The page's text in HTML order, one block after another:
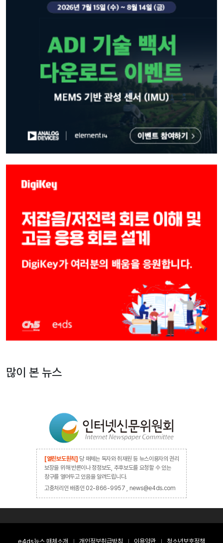
많이 본 뉴스
[열린보도원칙] 당 매체는 독자와 취재원 등 뉴스이용자의 권리
보장을 위해 반론이나 정정보도, 추후보도를 요청할 수 있는
창구를 열어두고 있음을 알려드립니다.
고충처리인 배종인 02-866-9957 , news@e4ds.com
e4ds뉴스 매체소개 개인정보취급방침 이용약관 청소년보호정책